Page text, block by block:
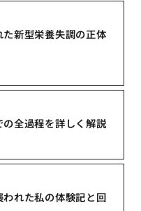
新型栄養失調の正体
全過程を詳しく解説
れた私の体験記と回